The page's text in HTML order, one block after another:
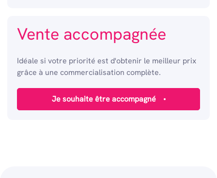
Vente accompagnée
Idéale si votre priorité est d'obtenir le meilleur prix
grâce à une commercialisation complète.
Je souhaite être accompagné